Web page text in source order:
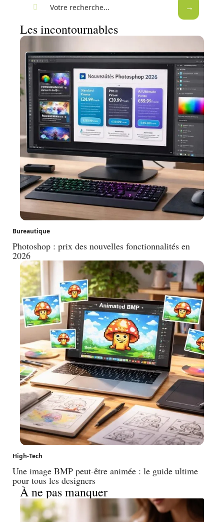
Les incontournables
Bureautique
Photoshop : prix des nouvelles fonctionnalités en
2026
High-Tech
Une image BMP peut-être animée : le guide ultime
pour tous les designers
À ne pas manquer